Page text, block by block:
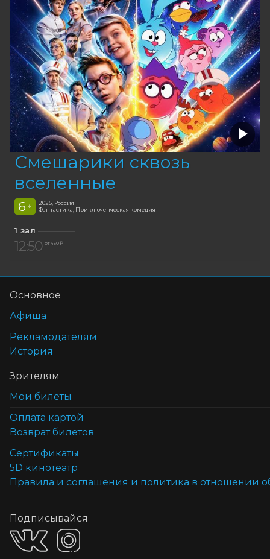
Смешарики сквозь
вселенные
6 +
2025, Россия
Фантастика, Приключенческая комедия
1 зал
12:50 от 450 ₽
Основное
Афиша
Рекламодателям
История
Зрителям
Мои билеты
Оплата картой
Возврат билетов
Cертификаты
5D кинотеатр
Правила и соглашения и политика в отношении
Подписывайся